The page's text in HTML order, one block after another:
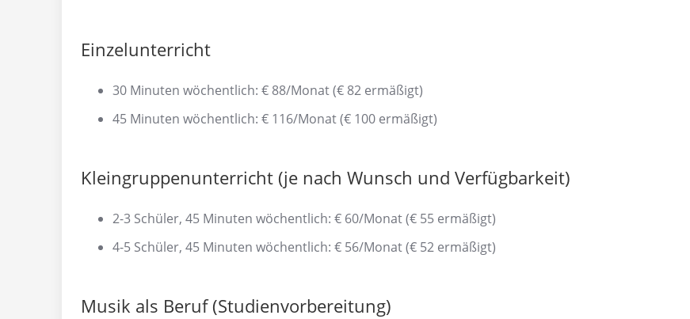
Einzelunterricht
30 Minuten wöchentlich: € 88/Monat (€ 82 ermäßigt)
45 Minuten wöchentlich: € 116/Monat (€ 100 ermäßigt)
Kleingruppenunterricht (je nach Wunsch und Verfügbarkeit)
2-3 Schüler, 45 Minuten wöchentlich: € 60/Monat (€ 55 ermäßigt)
4-5 Schüler, 45 Minuten wöchentlich: € 56/Monat (€ 52 ermäßigt)
Musik als Beruf (Studienvorbereitung)